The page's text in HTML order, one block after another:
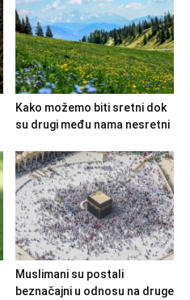
Kako možemo biti sretni dok
su drugi među nama nesretni
Muslimani su postali
beznačajni u odnosu na druge